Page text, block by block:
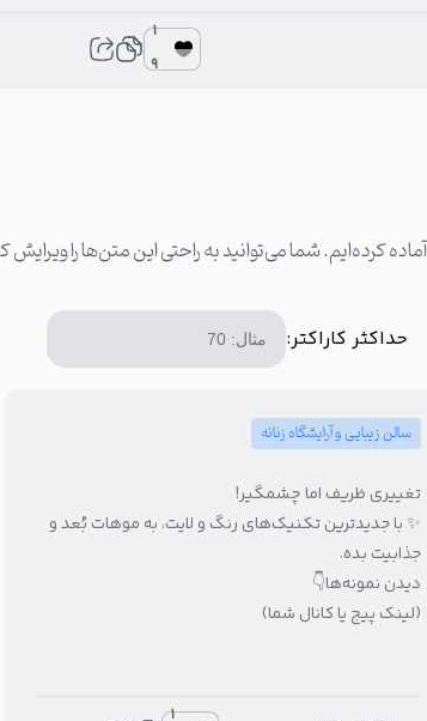
1
9
حداکثر کاراکتر:
سالن زیبایی و آرایشگاه زنانه
تغییری ظریف اما چشمگیر!
✨ با جدیدترین تکنیک‌های رنگ و لایت، به موهات بُعد و
جذابیت بده.
دیدن نمونه‌ها👇
(لینک پیج یا کانال شما)
1